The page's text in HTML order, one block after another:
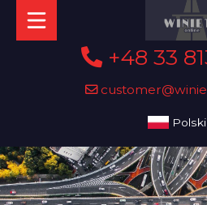
+48 33
Polski